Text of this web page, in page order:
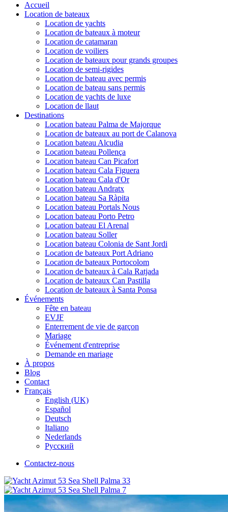
Accueil
Location de bateaux
Location de yachts
Location de bateaux à moteur
Location de catamaran
Location de voiliers
Location de bateaux pour grands groupes
Location de semi-rigides
Location de bateau avec permis
Location de bateau sans permis
Location de yachts de luxe
Location de llaut
Destinations
Location bateau Palma de Majorque
Location de bateaux au port de Calanova
Location bateau Alcudia
Location bateau Pollença
Location bateau Can Picafort
Location bateau Cala Figuera
Location bateau Cala d'Or
Location bateau Andratx
Location bateau Sa Ràpita
Location bateau Portals Nous
Location bateau Porto Petro
Location bateau El Arenal
Location bateau Soller
Location bateau Colonia de Sant Jordi
Location de bateaux Port Adriano
Location de bateaux Portocolom
Location de bateaux à Cala Ratjada
Location de bateaux Can Pastilla
Location de bateaux à Santa Ponsa
Événements
Fête en bateau
EVJF
Enterrement de vie de garçon
Mariage
Événement d'entreprise
Demande en mariage
À propos
Blog
Contact
Français
English (UK)
Español
Deutsch
Italiano
Nederlands
Русский
Contactez-nous